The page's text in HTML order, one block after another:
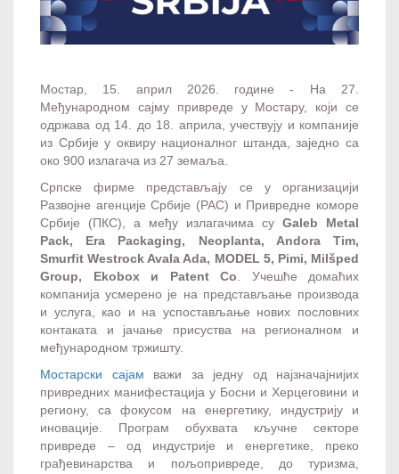
Мостар, 15. април 2026. године - На 27.
Међународном сајму привреде у Мостару, који се
одржава од 14. до 18. априла, учествују и компаније
из Србије у оквиру националног штанда, заједно са
око 900 излагача из 27 земаља.
Српске фирме представљају се у организацији
Развојне агенције Србије (РАС) и Привредне коморе
Србије (ПКС), а међу излагачима су Galeb Metal
Pack, Era Packaging, Neoplanta, Andora Tim,
Smurfit Westrock Avala Ada, MODEL 5, Pimi, Milšped
Group, Ekobox и Patent Co. Учешће домаћих
компанија усмерено је на представљање производа
и услуга, као и на успостављање нових пословних
контаката и јачање присуства на регионалном и
међународном тржишту.
Мостарски сајам важи за једну од најзначајнијих
привредних манифестација у Босни и Херцеговини и
региону, са фокусом на енергетику, индустрију и
иновације. Програм обухвата кључне секторе
привреде – од индустрије и енергетике, преко
грађевинарства и пољопривреде, до туризма,